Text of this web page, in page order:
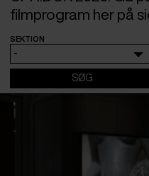
filmprogram her på
SEKTION
-